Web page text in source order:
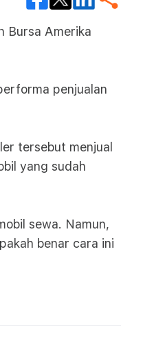
Bursa Amerika
penjualan
tersebut menjual
yang sudah
sewa. Namun,
benar cara ini